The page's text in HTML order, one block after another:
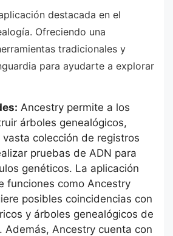
destacada en el
Ofreciendo una
tradicionales y
para ayudarte a explorar
Ancestry permite a los
árboles genealógicos,
colección de registros
pruebas de ADN para
genéticos. La aplicación
funciones como Ancestry
posibles coincidencias con
y árboles genealógicos de
Además, Ancestry cuenta con